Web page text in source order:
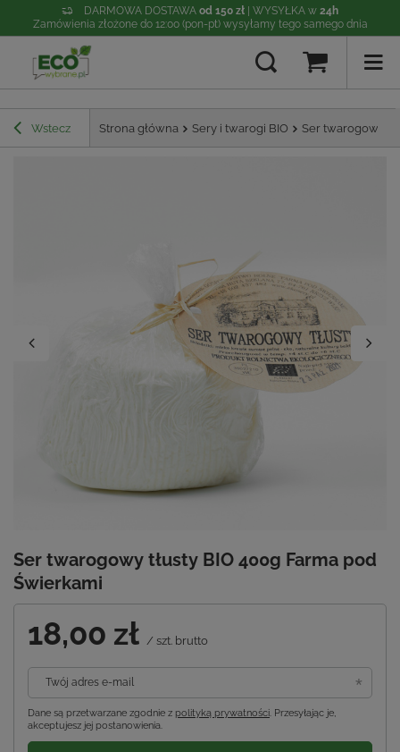
DARMOWA DOSTAWA od 150 zł | WYSYŁKA w 24h
Zamówienia złożone do 12:00 (pon-pt) wysyłamy tego samego dnia
Wstecz Strona główna Sery i twarogi BIO Ser twarogowy
Ser twarogowy tłusty BIO 400g Farma pod
Świerkami
18,00 zł / szt. brutto
Twój adres e-mail
Dane są przetwarzane zgodnie z polityką prywatności. Przesyłając je,
akceptujesz jej postanowienia.